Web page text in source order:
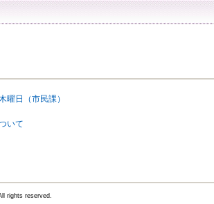
曜日（市民課）
いて
rights reserved.